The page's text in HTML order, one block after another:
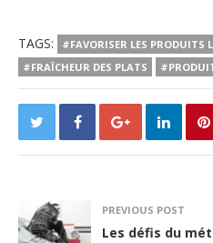
TAGS:
#FAVORISER LES PRODUITS
#FRAÎCHEUR DES PLATS
PREVIOUS POST
Les défis du